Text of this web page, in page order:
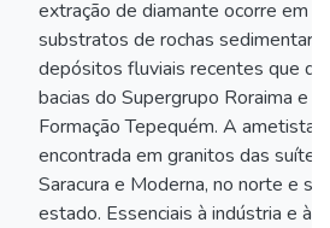
extração de diamante ocorre em
substratos de rochas
depósitos fluviais recentes que
bacias do Supergrupo Roraima e
Formação Tepequém. A ametista é
encontrada em granitos das suítes
Saracura e Moderna, no norte e
estado. Essenciais à indústria e à